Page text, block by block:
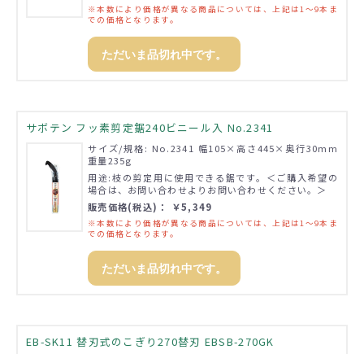
※本数により価格が異なる商品については、上記は1～9本ま
での価格となります。
ただいま品切れ中です。
サボテン フッ素剪定鋸240ビニール入 No.2341
サイズ/規格: No.2341 幅105×高さ445×奥行30mm
重量235g
用途:枝の剪定用に使用できる鋸です。＜ご購入希望の
場合は、お問い合わせよりお問い合わせください。＞
販売価格(税込)： ￥5,349
※本数により価格が異なる商品については、上記は1～9本ま
での価格となります。
ただいま品切れ中です。
EB-SK11 替刃式のこぎり270替刃 EBSB-270GK